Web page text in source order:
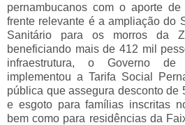
pernambucanos com o aporte
frente relevante é a ampliação do
Sanitário para os morros da
beneficiando mais de 412 mil
infraestrutura, o Governo de
implementou a Tarifa Social
pública que assegura desconto de
e esgoto para famílias inscritas
bem como para residências da